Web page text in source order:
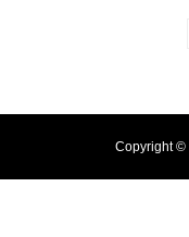
Copyright ©